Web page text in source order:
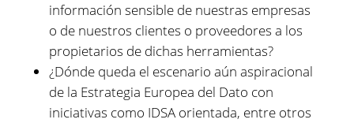
información sensible de nuestras empresas
o de nuestros clientes o proveedores a los
propietarios de dichas herramientas?
¿Dónde queda el escenario aún aspiracional
de la Estrategia Europea del Dato con
iniciativas como IDSA orientada, entre otros